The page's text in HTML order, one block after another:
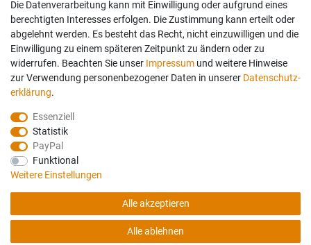
Folgen Sie uns auch auf:
Die Datenverarbeitung kann mit Einwilligung oder aufgrund eines
berechtigten Interesses erfolgen. Die Zustimmung kann erteilt oder
abgelehnt werden. Es besteht das Recht, nicht einzuwilligen und die
Einwilligung zu einem späteren Zeitpunkt zu ändern oder zu
widerrufen. Beachten Sie unser Impressum und weitere Hinweise
zur Verwendung personenbezogener Daten in unserer Daten­schutz­
erklärung.
Essenziell
Statistik
PayPal
Funktional
Weitere Einstellungen
Alle akzeptieren
Alle ablehnen